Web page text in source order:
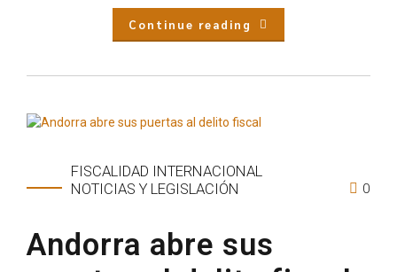
Continue reading
FISCALIDAD INTERNACIONAL
NOTICIAS Y LEGISLACIÓN
0
Andorra abre sus